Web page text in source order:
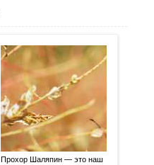
Прохор Шаляпин — это наш